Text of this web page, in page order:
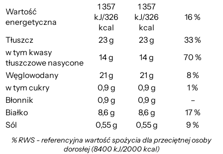
Wartość
energetyczna
1 357
kJ/326
kcal
1 357
kJ/326
kcal
16 %
Tłuszcz 23 g 23 g
33 %
w tym kwasy
tłuszczowe nasycone
14 g 14 g
70 %
Węglowodany
21 g 21 g
8 %
w tym cukry
0,9 g 0,9 g
1 %
Błonnik
0,9 g 0,9 g
–
Białko
8,6 g 8,6 g
17 %
Sól
0,55 g 0,55 g 9 %
% RWS - referencyjna wartość spożycia dla przeciętnej osoby
dorosłej (8400 kJ/2000 kcal)